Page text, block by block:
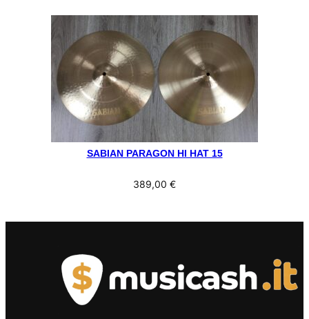
SABIAN PARAGON HI HAT 15
389,00 €